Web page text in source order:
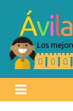
content
Ávila